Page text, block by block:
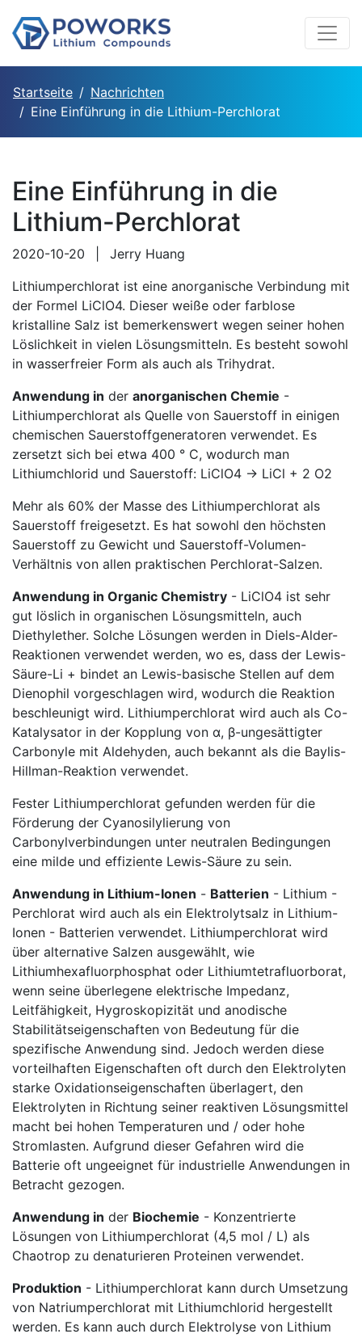
Startseite
Nachrichten
Eine Einführung in die Lithium-Perchlorat
Eine Einführung in die
Lithium-Perchlorat
2020-10-20
Jerry Huang
Lithiumperchlorat ist eine anorganische Verbindung mit
der Formel LiClO4. Dieser weiße oder farblose
kristalline Salz ist bemerkenswert wegen seiner hohen
Löslichkeit in vielen Lösungsmitteln. Es besteht sowohl
in wasserfreier Form als auch als Trihydrat.
Anwendung in der anorganischen Chemie -
Lithiumperchlorat als Quelle von Sauerstoff in einigen
chemischen Sauerstoffgeneratoren verwendet. Es
zersetzt sich bei etwa 400 ° C, wodurch man
Lithiumchlorid und Sauerstoff: LiClO4 → LiCl + 2 O2
Mehr als 60% der Masse des Lithiumperchlorat als
Sauerstoff freigesetzt. Es hat sowohl den höchsten
Sauerstoff zu Gewicht und Sauerstoff-Volumen-
Verhältnis von allen praktischen Perchlorat-Salzen.
Anwendung in Organic Chemistry - LiClO4 ist sehr
gut löslich in organischen Lösungsmitteln, auch
Diethylether. Solche Lösungen werden in Diels-Alder-
Reaktionen verwendet werden, wo es, dass der Lewis-
Säure-Li + bindet an Lewis-basische Stellen auf dem
Dienophil vorgeschlagen wird, wodurch die Reaktion
beschleunigt wird. Lithiumperchlorat wird auch als Co-
Katalysator in der Kopplung von α, β-ungesättigter
Carbonyle mit Aldehyden, auch bekannt als die Baylis-
Hillman-Reaktion verwendet.
Fester Lithiumperchlorat gefunden werden für die
Förderung der Cyanosilylierung von
Carbonylverbindungen unter neutralen Bedingungen
eine milde und effiziente Lewis-Säure zu sein.
Anwendung in Lithium-Ionen - Batterien - Lithium -
Perchlorat wird auch als ein Elektrolytsalz in Lithium-
Ionen - Batterien verwendet. Lithiumperchlorat wird
über alternative Salzen ausgewählt, wie
Lithiumhexafluorphosphat oder Lithiumtetrafluorborat,
wenn seine überlegene elektrische Impedanz,
Leitfähigkeit, Hygroskopizität und anodische
Stabilitätseigenschaften von Bedeutung für die
spezifische Anwendung sind. Jedoch werden diese
vorteilhaften Eigenschaften oft durch den Elektrolyten
starke Oxidationseigenschaften überlagert, den
Elektrolyten in Richtung seiner reaktiven Lösungsmittel
macht bei hohen Temperaturen und / oder hohe
Stromlasten. Aufgrund dieser Gefahren wird die
Batterie oft ungeeignet für industrielle Anwendungen in
Betracht gezogen.
Anwendung in der Biochemie - Konzentrierte
Lösungen von Lithiumperchlorat (4,5 mol / L) als
Chaotrop zu denaturieren Proteinen verwendet.
Produktion - Lithiumperchlorat kann durch Umsetzung
von Natriumperchlorat mit Lithiumchlorid hergestellt
werden. Es kann auch durch Elektrolyse von Lithium